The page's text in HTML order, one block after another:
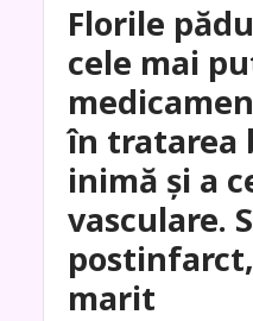
Florile
cele mai
în tratarea
inimă şi a
vasculare.
marit